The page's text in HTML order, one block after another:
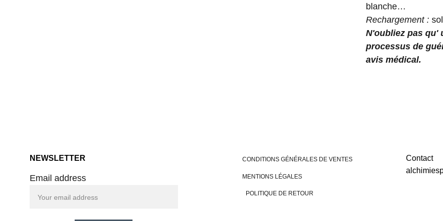
blanche…
Rechargement :
N'oubliez pas qu'
processus de
avis médical.
NEWSLETTER
Contact
Email address
CONDITIONS GÉNÉRALES DE VENTES
MENTIONS LÉGALES
POLITIQUE DE RETOUR